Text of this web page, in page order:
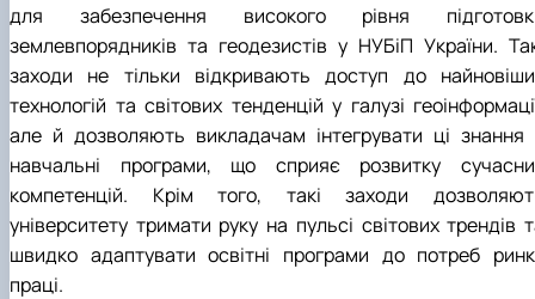
для забезпечення високого рівня
землевпорядників та геодезистів у НУБіП України.
заходи не тільки відкривають доступ до
технологій та світових тенденцій у галузі
але й дозволяють викладачам інтегрувати ці знання
навчальні програми, що сприяє розвитку
компетенцій. Крім того, такі заходи
університету тримати руку на пульсі світових трендів
швидко адаптувати освітні програми до потреб
праці.